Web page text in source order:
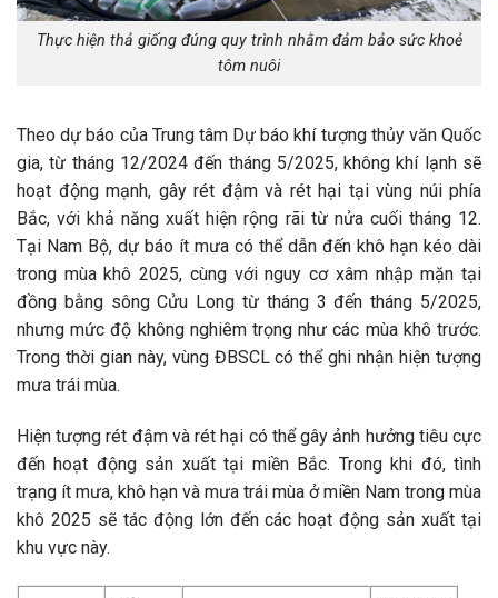
Thực hiện thả giống đúng quy trình nhằm đảm bảo sức khoẻ
tôm nuôi
Theo dự báo của Trung tâm Dự báo khí tượng thủy văn Quốc
gia, từ tháng 12/2024 đến tháng 5/2025, không khí lạnh sẽ
hoạt động mạnh, gây rét đậm và rét hại tại vùng núi phía
Bắc, với khả năng xuất hiện rộng rãi từ nửa cuối tháng 12.
Tại Nam Bộ, dự báo ít mưa có thể dẫn đến khô hạn kéo dài
trong mùa khô 2025, cùng với nguy cơ xâm nhập mặn tại
đồng bằng sông Cửu Long từ tháng 3 đến tháng 5/2025,
nhưng mức độ không nghiêm trọng như các mùa khô trước.
Trong thời gian này, vùng ĐBSCL có thể ghi nhận hiện tượng
mưa trái mùa.
Hiện tượng rét đậm và rét hại có thể gây ảnh hưởng tiêu cực
đến hoạt động sản xuất tại miền Bắc. Trong khi đó, tình
trạng ít mưa, khô hạn và mưa trái mùa ở miền Nam trong mùa
khô 2025 sẽ tác động lớn đến các hoạt động sản xuất tại
khu vực này.